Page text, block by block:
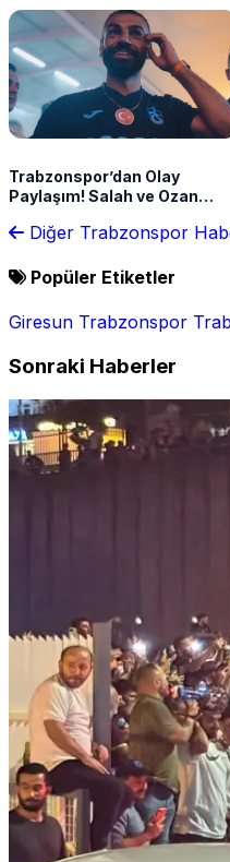
sona doğru
Trabzonspor’dan Olay
Paylaşım! Salah ve Ozan
Diğer Trabzonspor
Popüler Etiketler
Giresun Trabzonspor
Sonraki Haberler